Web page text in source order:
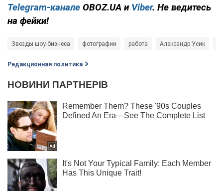
Telegram-канале OBOZ.UA и Viber. Не ведитесь
на фейки!
Звезды шоу-бизнеса фотографии работа Александр Усик
Редакционная политика